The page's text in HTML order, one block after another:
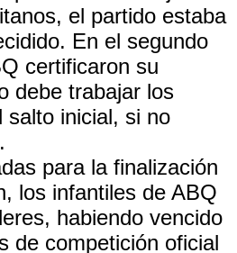
el partido estaba
En el segundo
certificaron su
debe trabajar los
salto inicial, si no
para la finalización
los infantiles de ABQ
habiendo vencido
de competición oficial